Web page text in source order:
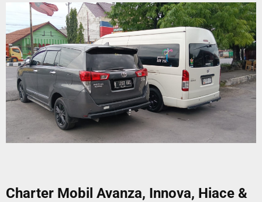
Charter Mobil Avanza, Innova, Hiace &